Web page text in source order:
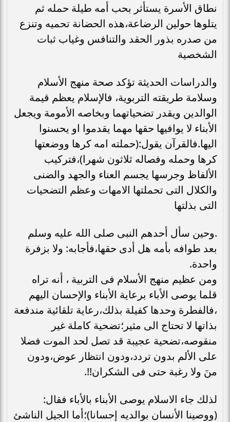
نطاق الأسرة يستأثر بحب أمه طيلة حمله ثم
يتلوها حولين الرضاعة،هذه الحضانة تحميه وتنزع
من صدره بذور الحقد والتنافس وغياب ثبات
الشخصية
والدراسات الحديثة تؤكد صحة منهج الأسلام
وسلامة طريقته التربوية، فالإسلام يعظم قيمة
الوالدين ويقدر تضحياتهما وبخاصه الأمومة ويجعل
الأبناء لا يوافيها حقها مهما يقدموا او يحسنوا
اليها.فالقرآن يقول:(حملته امه كرها ووضعتها
كرها وحمله وفصاله ثلاثون شهرا)،فتركيب
الألفاظ وجرسها يجسم العناء والجهد والضنى
والكلال التى تحملتها الامهات وعظم التضحيات
التى بذلتها
.وحين سأل أحدهم النبى صلى الله عليه وسلم
بعد طوافه بأمه هل أدى حقها،فأجابه: ولا بزفرة
واحدة.
ومن عظيم منهج الأسلام فى التربية ، أنه تراه
قلما يوصى الأباء برعاية الأبناء والإحسان اليهم
،فالفطرة وحدها كفيلة بذلك،رعاية تلقائية مندفعة
بذاتها لا تحتاج الى مثير؛تضحية كاملة غير
منقوصه،تضحية عجيبة قد تصل لحد الموت فضلا
على الألم بدون تردد،ودون انتظار عوض،ودون
منَ ولا رغبة حتى فى الشكران!!.
لذلك جاء الاسلام يوصى الأبناء بالأباء فقال:
(ووصينا الأنسان بوالديه إحسانا)؛أما الجيل الناشئ